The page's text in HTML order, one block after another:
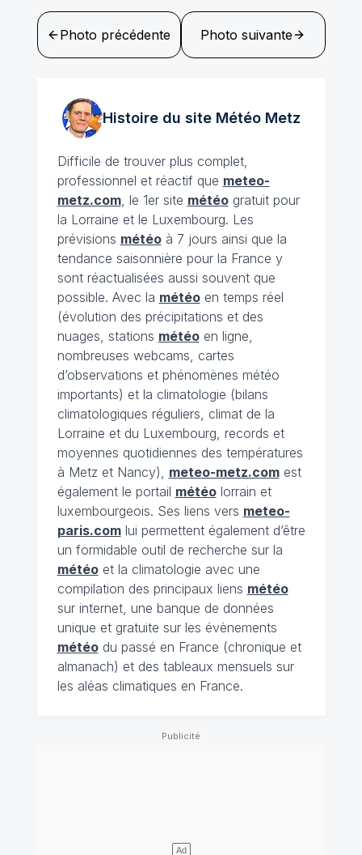
Photo précédente Photo suivante
Histoire du site MétéoMetz
Difficile de trouver plus complet,
professionnel et réactif que meteo-
metz.com, le 1er site météogratuit pour
la Lorraine et le Luxembourg. Les
prévisions météoà 7 jours ainsi que la
tendance saisonnière pour la France y
sont réactualisées aussi souvent que
possible. Avec la météoen temps réel
(évolution des précipitations et des
nuages, stations météoen ligne,
nombreuses webcams, cartes
d’observations et phénomènes météo
importants) et la climatologie (bilans
climatologiques réguliers, climat de la
Lorraine et du Luxembourg, records et
moyennes quotidiennes des températures
à Metz et Nancy), meteo-metz.comest
également le portail météolorrain et
luxembourgeois. Ses liens vers meteo-
paris.comlui permettent également d’être
un formidable outil de recherche sur la
météoet la climatologie avec une
compilation des principaux liens météo
sur internet, une banque de données
unique et gratuite sur les évènements
météodu passé en France (chronique et
almanach) et des tableaux mensuels sur
les aléas climatiques en France.